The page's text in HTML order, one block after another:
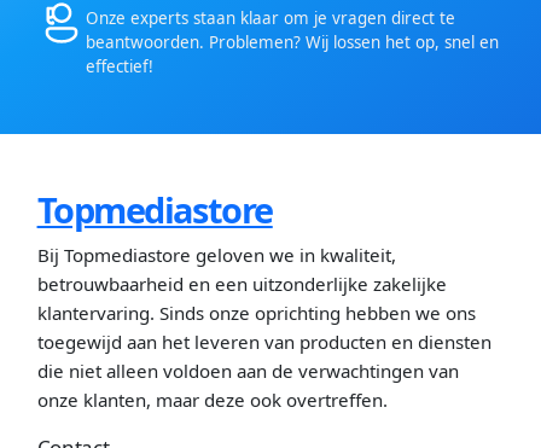
Onze experts staan klaar om je vragen direct te
beantwoorden. Problemen? Wij lossen het op, snel en
effectief!
Topmediastore
Bij Topmediastore geloven we in kwaliteit,
betrouwbaarheid en een uitzonderlijke zakelijke
klantervaring. Sinds onze oprichting hebben we ons
toegewijd aan het leveren van producten en diensten
die niet alleen voldoen aan de verwachtingen van
onze klanten, maar deze ook overtreffen.